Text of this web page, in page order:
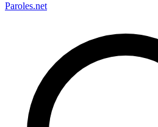
Paroles.net